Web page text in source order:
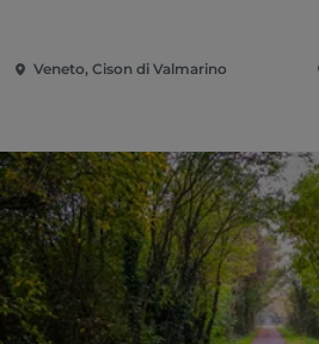
Veneto, Cison di Valmarino